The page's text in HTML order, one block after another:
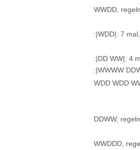
WWDD,
:|WDD|: 7
:|DD WW|: 4
:|WWWW
WDD WDD
DDWW,
WWDDD,